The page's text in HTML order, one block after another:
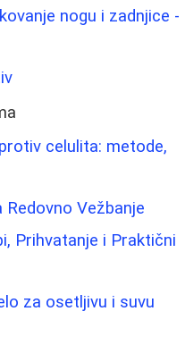
nogu i zadnjice -
celulita: metode,
Vežbanje
Prihvatanje i Praktični
za osetljivu i suvu